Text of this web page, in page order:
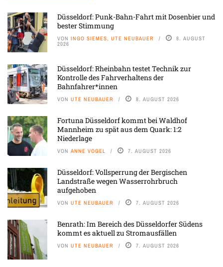
Düsseldorf: Punk-Bahn-Fahrt mit Dosenbier und
bester Stimmung
VON INGO SIEMES, UTE NEUBAUER 8. AUGUST
2026
Düsseldorf: Rheinbahn testet Technik zur
Kontrolle des Fahrverhaltens der
Bahnfahrer*innen
VON UTE NEUBAUER 8. AUGUST 2026
Fortuna Düsseldorf kommt bei Waldhof
Mannheim zu spät aus dem Quark: 1:2
Niederlage
VON ANNE VOGEL 7. AUGUST 2026
Düsseldorf: Vollsperrung der Bergischen
Landstraße wegen Wasserrohrbruch
aufgehoben
VON UTE NEUBAUER 7. AUGUST 2026
Benrath: Im Bereich des Düsseldorfer Südens
kommt es aktuell zu Stromausfällen
VON UTE NEUBAUER 7. AUGUST 2026